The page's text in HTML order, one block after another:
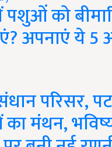
को
अपनाएं ये 5
परिसर,
का मंथन,